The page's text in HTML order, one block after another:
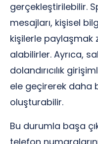
gerçekleştirilebilir.
mesajları, kişisel
kişilerle
alabilirler. Ayrıca,
dolandırıcılık
ele geçirerek daha
oluşturabilir.
Bu durumla başa